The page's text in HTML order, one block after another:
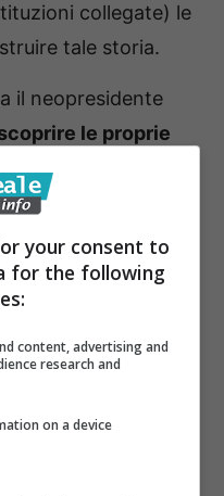
collegate) le
tale storia.
il neopresidente
le proprie
esponenziale.
dall’estero da
emigrati che
radici. Da
fenomeno
genealogico.
e direttore
il direttivo per
il resto del
your consent to
for the following
content, advertising and
research and
on a device